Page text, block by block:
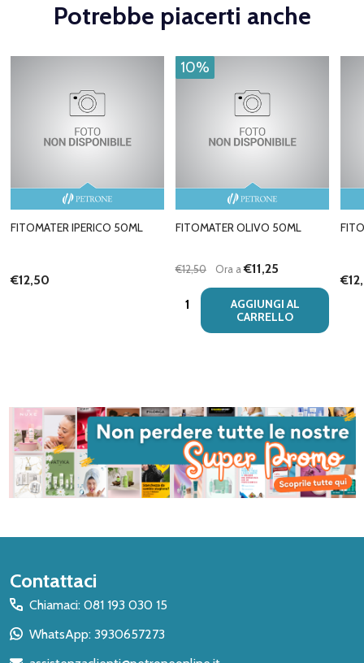
Potrebbe piacerti anche
FITOMATER IPERICO 50ML
€12,50
10%
FITOMATER OLIVO 50ML
€12,50 Ora a€11,25
Quantità:
AGGIUNGI AL
CARRELLO
Inizio
del
piè
Contattaci
Chiamaci: 081 193 030 15
WhatsApp: 3930657273